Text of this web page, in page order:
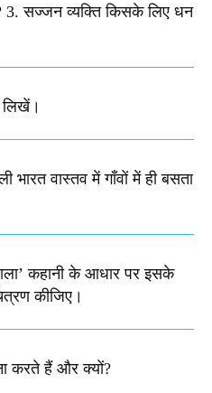
3. सज्जन व्यक्ति किसके लिए धन
लिखें।
वास्तव में गाँवों में ही बसता
कहानी के आधार पर इसके
कीजिए।
करते हैं और क्यों?